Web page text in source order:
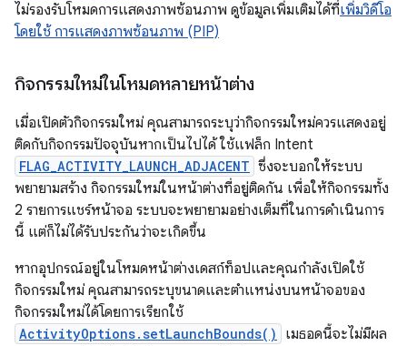
ไม่รองรับโหมดการแสดงภาพซ้อนภาพ ดูข้อมูลเพิ่มเติมได้ที่เพิ่มวิดีโอ
โดยใช้ การแสดงภาพซ้อนภาพ (PIP)
กิจกรรมใหม่ในโหมดหลายหน้าต่าง
เมื่อเปิดตัวกิจกรรมใหม่ คุณสามารถระบุว่ากิจกรรมใหม่ควรแสดงอยู่
ติดกับกิจกรรมปัจจุบันหากเป็นไปได้ ใช้แฟล็ก Intent
FLAG_ACTIVITY_LAUNCH_ADJACENT ซึ่งจะบอกให้ระบบ
พยายามสร้าง กิจกรรมใหม่ในหน้าต่างที่อยู่ติดกัน เพื่อให้กิจกรรมทั้ง
2 รายการแชร์หน้าจอ ระบบจะพยายามอย่างเต็มที่ในการดำเนินการ
นี้ แต่ก็ไม่ได้รับประกันว่าจะเกิดขึ้น
หากอุปกรณ์อยู่ในโหมดหน้าต่างเดสก์ท็อปและคุณกำลังเปิดใช้
กิจกรรมใหม่ คุณสามารถระบุขนาดและตำแหน่งบนหน้าจอของ
กิจกรรมใหม่ได้โดยการเรียกใช้
ActivityOptions.setLaunchBounds()
เมธอดนี้จะไม่มีผล